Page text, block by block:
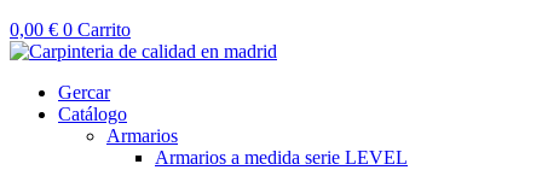
0,00 € 0 Carrito
Gercar
Catálogo
Armarios
Armarios a medida serie LEVEL